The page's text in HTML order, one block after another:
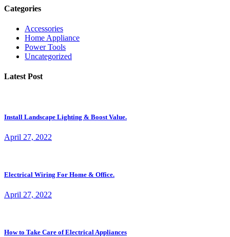
Categories
Accessories
Home Appliance
Power Tools
Uncategorized
Latest Post
Install Landscape Lighting & Boost Value.
April 27, 2022
Electrical Wiring For Home & Office.
April 27, 2022
How to Take Care of Electrical Appliances